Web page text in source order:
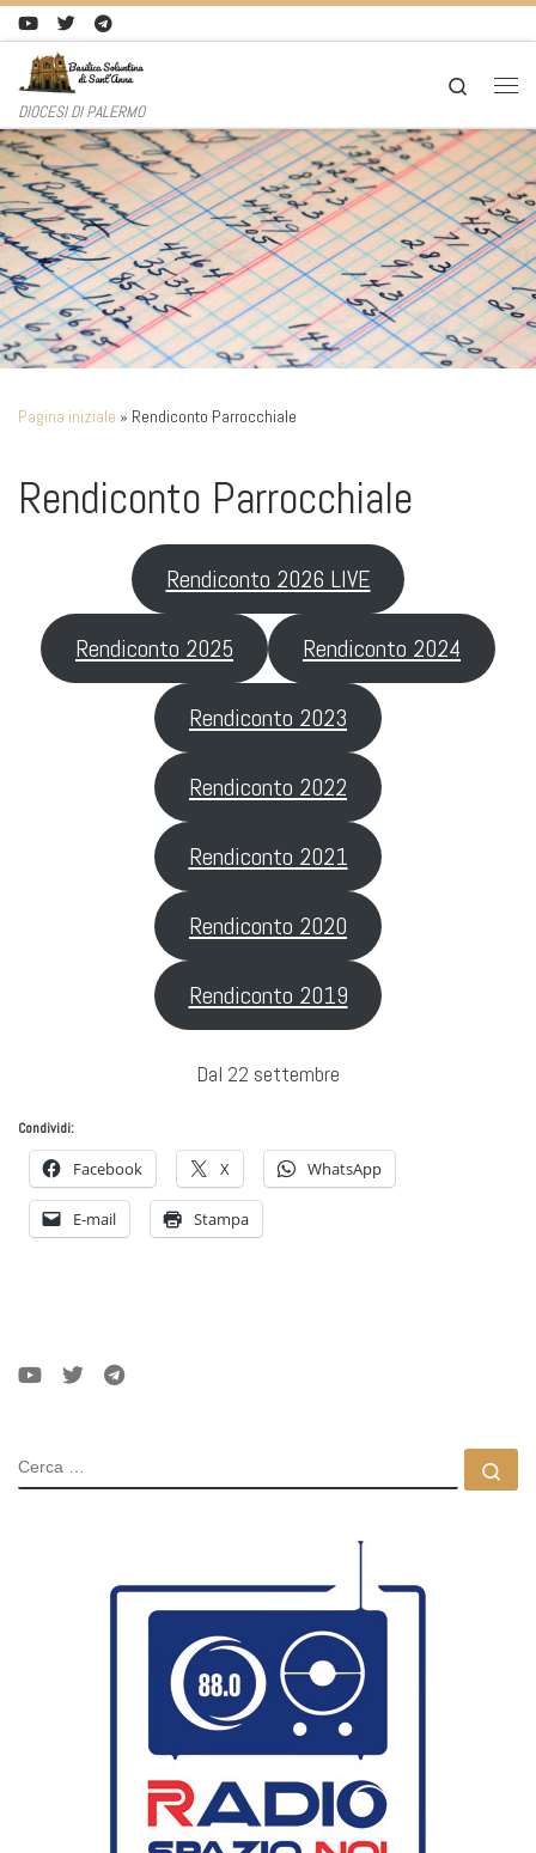
Passa al contenuto
DIOCESI DI PALERMO
Search
Pagina iniziale » Rendiconto Parrocchiale
Rendiconto Parrocchiale
Rendiconto 2026 LIVE
Rendiconto 2025 Rendiconto 2024
Rendiconto 2023
Rendiconto 2022
Rendiconto 2021
Rendiconto 2020
Rendiconto 2019
Dal 22 settembre
Condividi:
Facebook X WhatsApp
E-mail Stampa
CERCA